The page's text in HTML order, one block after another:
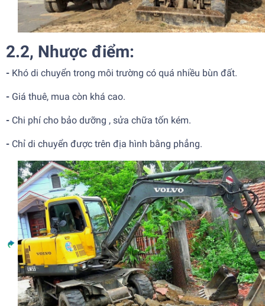
2.2, Nhược điểm:
- Khó di chuyển trong môi trường có quá nhiều bùn đất.
- Giá thuê, mua còn khá cao.
- Chi phí cho bảo dưỡng , sửa chữa tốn kém.
- Chỉ di chuyển được trên địa hình bằng phẳng.